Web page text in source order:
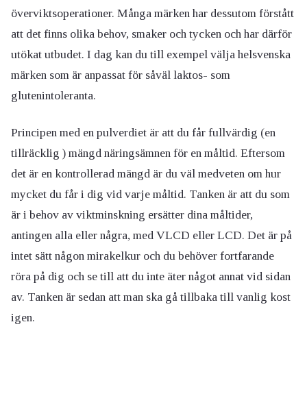
överviktsoperationer. Många märken har dessutom förstått
att det finns olika behov, smaker och tycken och har därför
utökat utbudet. I dag kan du till exempel välja helsvenska
märken som är anpassat för såväl laktos- som
glutenintoleranta.
Principen med en pulverdiet är att du får fullvärdig (en
tillräcklig ) mängd näringsämnen för en måltid. Eftersom
det är en kontrollerad mängd är du väl medveten om hur
mycket du får i dig vid varje måltid. Tanken är att du som
är i behov av viktminskning ersätter dina måltider,
antingen alla eller några, med VLCD eller LCD. Det är på
intet sätt någon mirakelkur och du behöver fortfarande
röra på dig och se till att du inte äter något annat vid sidan
av. Tanken är sedan att man ska gå tillbaka till vanlig kost
igen.